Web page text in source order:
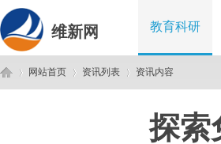
维新网 教育科研
网站首页 资讯列表 资讯内容
探索